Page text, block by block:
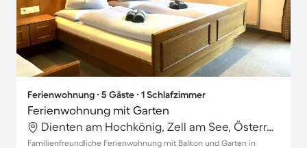
Ferienwohnung ∙ 5 Gäste ∙ 1 Schlafzimmer
Ferienwohnung mit Garten
Dienten am Hochkönig, Zell am See, Österreich
Familienfreundliche Ferienwohnung mit Balkon und Garten in